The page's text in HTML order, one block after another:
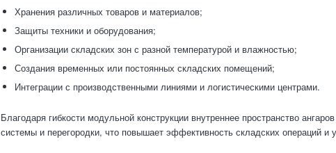
Хранения различных товаров и материалов;
Защиты техники и оборудования;
Организации складских зон с разной температурой и влажностью;
Создания временных или постоянных складских помещений;
Интеграции с производственными линиями и логистическими центрами.
Благодаря гибкости модульной конструкции внутреннее пространство
системы и перегородки, что повышает эффективность складских операций и